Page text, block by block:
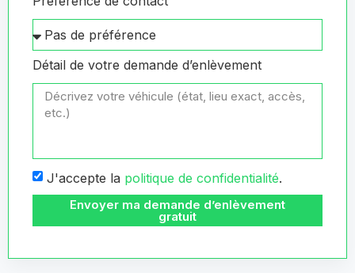
Détail de votre demande d’enlèvement
J'accepte la politique de confidentialité.
Envoyer ma demande d’enlèvement
gratuit